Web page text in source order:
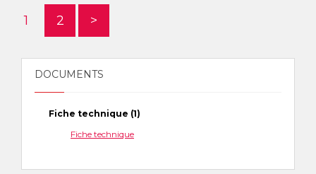
1 2 >
DOCUMENTS
Fiche technique (1)
Fiche technique